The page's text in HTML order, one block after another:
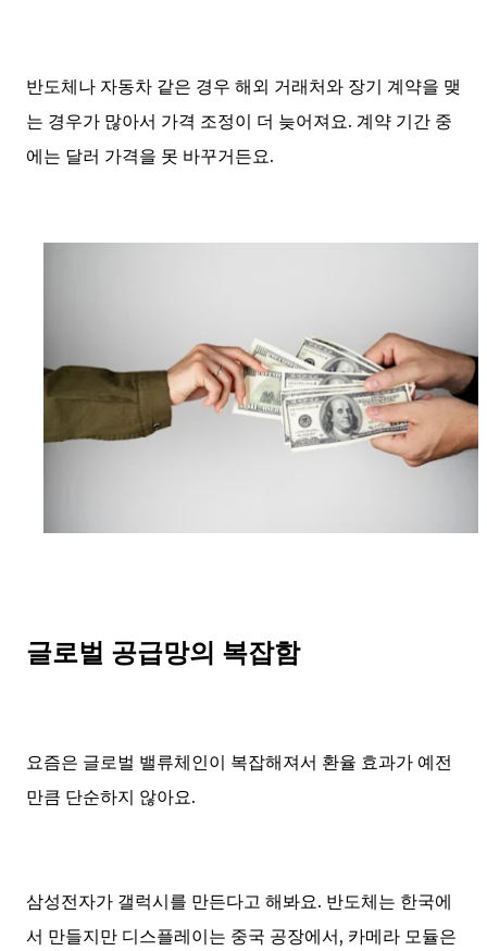
반도체나 자동차 같은 경우 해외 거래처와 장기 계약을 맺
는 경우가 많아서 가격 조정이 더 늦어져요. 계약 기간 중
에는 달러 가격을 못 바꾸거든요.
글로벌 공급망의 복잡함
요즘은 글로벌 밸류체인이 복잡해져서 환율 효과가 예전
만큼 단순하지 않아요.
삼성전자가 갤럭시를 만든다고 해봐요. 반도체는 한국에
서 만들지만 디스플레이는 중국 공장에서, 카메라 모듈은